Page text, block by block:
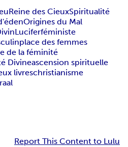
Reine des CieuxSpiritualité
Origines du Mal
Luciferféministe
place des femmes
de la féminité
Divineascension spirituelle
livreschristianisme
Report This Content to Lulu